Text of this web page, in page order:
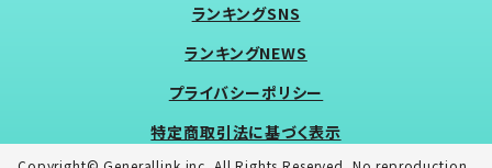
ランキングSNS
ランキングNEWS
プライバシーポリシー
特定商取引法に基づく表示